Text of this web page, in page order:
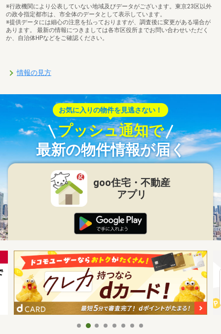
※行政機関により公表していない地域及びデータがございます。東京23区以外
の政令指定都市は、市全体のデータとして表示しています。
※提供データには細心の注意を払っておりますが、調査後に変更がある場合が
あります。 最新の情報につきましては各市区役所までお問い合わせいただく
か、自治体HPなどをご確認ください。
情報の見方
お気に入りの物件を見逃さない！
プッシュ通知で
最新の物件情報が届く
goo住宅・不動産
アプリ